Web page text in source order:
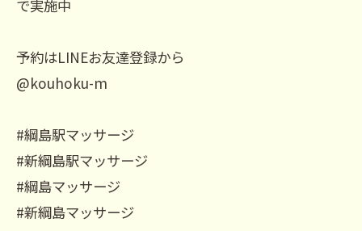
で実施中
予約はLINEお友達登録から
@kouhoku-m
#綱島駅マッサージ
#新綱島駅マッサージ
#綱島マッサージ
#新綱島マッサージ